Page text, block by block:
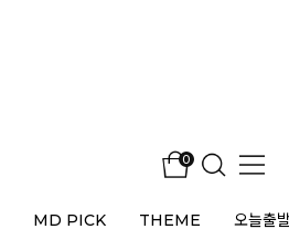
0
MD PICK THEME 오늘출